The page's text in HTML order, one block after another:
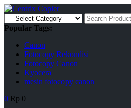
Skip
to
content
Search
for:
Popular Tags:
Canon
Fotocopy Rekondisi
Fotocopy Canon
Kyocera
mesin fotocopy canon
0 Rp 0